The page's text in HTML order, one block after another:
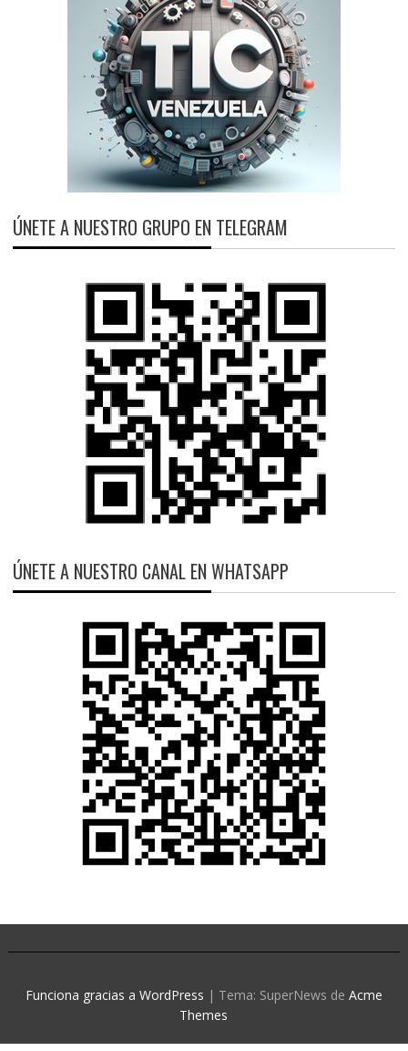
ÚNETE A NUESTRO GRUPO EN TELEGRAM
ÚNETE A NUESTRO CANAL EN WHATSAPP
Funciona gracias a WordPress | Tema: SuperNews de Acme
Themes